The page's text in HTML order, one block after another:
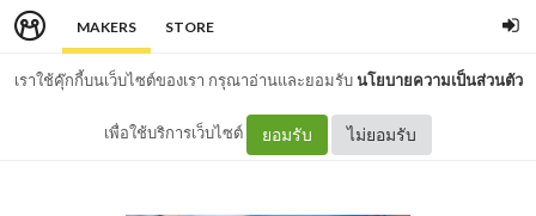
MAKERS STORE
เราใช้คุ๊กกี้บนเว็บไซต์ของเรา กรุณาอ่านและยอมรับนโยบายความเป็นส่วนตัว
เพื่อใช้บริการเว็บไซต์ ยอมรับ ไม่ยอมรับ